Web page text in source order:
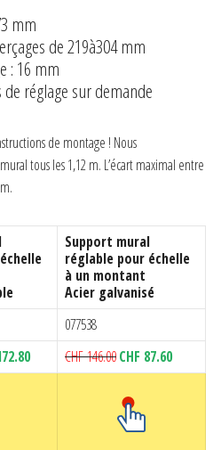
mm
de 219à304 mm
: 16 mm
réglage sur demande
de montage ! Nous
tous les 1,12 m. L’écart maximal entre
Support mural
réglable pour échelle
à un montant
Acier galvanisé
077538
Le
prix
CHF146.00Le
prix
était :
CHF 146.00.
CHF 87.60Le
prix